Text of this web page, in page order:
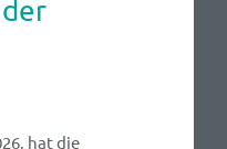
hat die